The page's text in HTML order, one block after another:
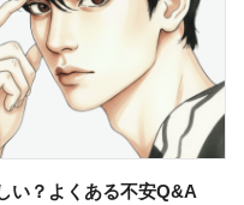
い？よくある不安Q&A